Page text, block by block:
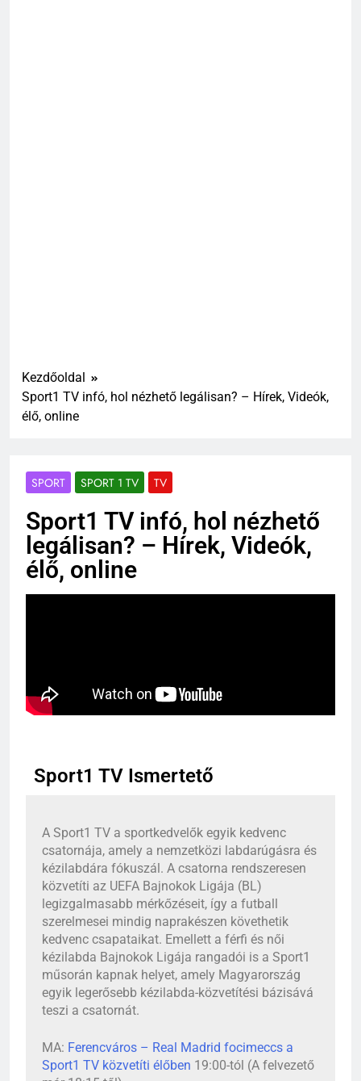
Kezdőoldal
Sport1 TV infó, hol nézhető legálisan? – Hírek, Videók,
élő, online
SPORT SPORT 1 TV TV
Sport1 TV infó, hol nézhető
legálisan? – Hírek, Videók,
élő, online
Sport1 TV Ismertető
A Sport1 TV a sportkedvelők egyik kedvenc
csatornája, amely a nemzetközi labdarúgásra és
kézilabdára fókuszál. A csatorna rendszeresen
közvetíti az UEFA Bajnokok Ligája (BL)
legizgalmasabb mérkőzéseit, így a futball
szerelmesei mindig naprakészen követhetik
kedvenc csapataikat. Emellett a férfi és női
kézilabda Bajnokok Ligája rangadói is a Sport1
műsorán kapnak helyet, amely Magyarország
egyik legerősebb kézilabda-közvetítési bázisává
teszi a csatornát.
MA: Ferencváros – Real Madrid focimeccs a
Sport1 TV közvetíti élőben 19:00-tól (A felvezető